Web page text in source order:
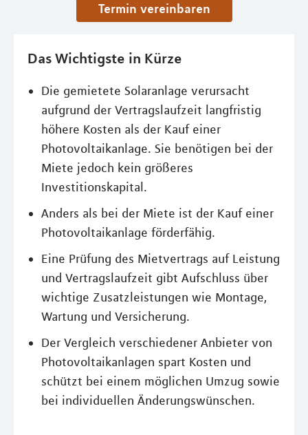
Termin vereinbaren
Das Wichtigste in Kürze
Die gemietete Solaranlage verursacht
aufgrund der Vertragslaufzeit langfristig
höhere Kosten als der Kauf einer
Photovoltaikanlage. Sie benötigen bei der
Miete jedoch kein größeres
Investitionskapital.
Anders als bei der Miete ist der Kauf einer
Photovoltaikanlage förderfähig.
Eine Prüfung des Mietvertrags auf Leistung
und Vertragslaufzeit gibt Aufschluss über
wichtige Zusatzleistungen wie Montage,
Wartung und Versicherung.
Der Vergleich verschiedener Anbieter von
Photovoltaikanlagen spart Kosten und
schützt bei einem möglichen Umzug sowie
bei individuellen Änderungswünschen.